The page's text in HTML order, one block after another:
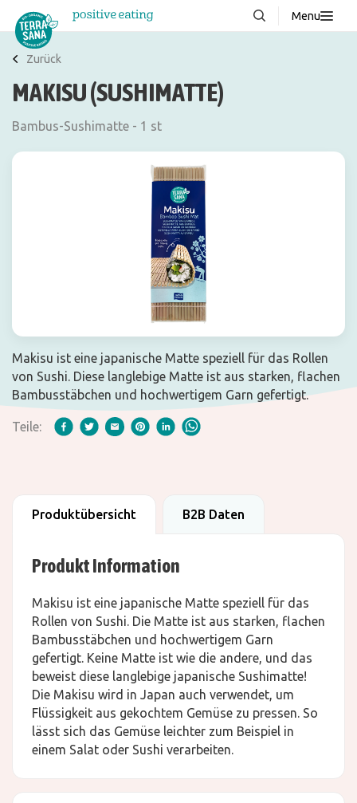
Menu
Über uns
Wissenswertes
Zurück
MAKISU (SUSHIMATTE)
Bambus-Sushimatte - 1 st
Makisu ist eine japanische Matte speziell für das Rollen
von Sushi. Diese langlebige Matte ist aus starken, flachen
Bambusstäbchen und hochwertigem Garn gefertigt.
Teile:
Produktübersicht B2B Daten
Produkt Information
Makisu ist eine japanische Matte speziell für das
Rollen von Sushi. Die Matte ist aus starken, flachen
Bambusstäbchen und hochwertigem Garn
gefertigt. Keine Matte ist wie die andere, und das
beweist diese langlebige japanische Sushimatte!
Die Makisu wird in Japan auch verwendet, um
Flüssigkeit aus gekochtem Gemüse zu pressen. So
lässt sich das Gemüse leichter zum Beispiel in
einem Salat oder Sushi verarbeiten.